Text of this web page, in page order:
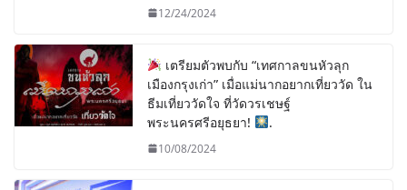
12/24/2024
เตรียมตัวพบกับ “เทศกาลขนหัวลุก
เมืองกรุงเก่า” เมื่อแม่นากอยากเที่ยววัด ใน
ธีมเที่ยววัดใจ ที่วัดวรเชษฐ์
พระนครศรีอยุธยา!
.
10/08/2024